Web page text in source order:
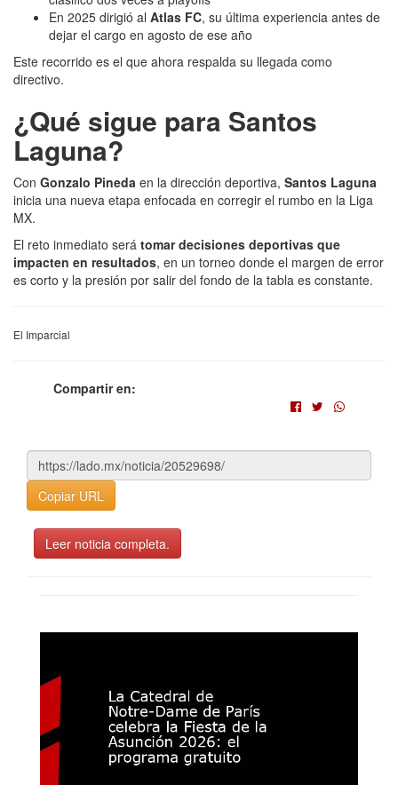
En 2025 dirigió al Atlas FC, su última experiencia antes de
dejar el cargo en agosto de ese año
Este recorrido es el que ahora respalda su llegada como
directivo.
¿Qué sigue para Santos
Laguna?
Con Gonzalo Pineda en la dirección deportiva, Santos Laguna
inicia una nueva etapa enfocada en corregir el rumbo en la Liga
MX.
El reto inmediato será tomar decisiones deportivas que
impacten en resultados, en un torneo donde el margen de error
es corto y la presión por salir del fondo de la tabla es constante.
El Imparcial
Compartir en:
Copiar URL
Leer noticia completa.